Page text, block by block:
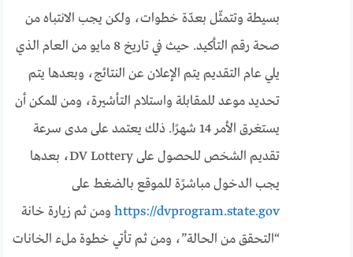
بسيطة وتتمثّل بعدّة خطوات، ولكن يجب الانتباه من
صحة رقم التأكيد. حيث في تاريخ 8 مايو من العام الذي
يلي عام التقديم يتم الإعلان عن النتائج، وبعدها يتم
تحديد موعد للمقابلة واستلام التأشيرة، ومن الممكن أن
يستغرق الأمر 14 شهرًا. ذلك يعتمد على مدى سرعة
تقديم الشخص للحصول علىDV Lottery، بعدها
يجب الدخول مباشرًة للموقع بالضغط على
https://dvprogram.state.gov ومن ثم زيارة خانة
“التحقق من الحالة”، ومن ثم تأتي خطوة ملء الخانات